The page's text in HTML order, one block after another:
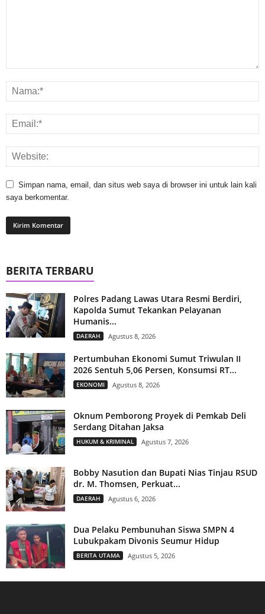
Simpan nama, email, dan situs web saya di browser ini untuk lain kali
saya berkomentar.
BERITA TERBARU
Polres Padang Lawas Utara Resmi Berdiri,
Kapolda Sumut Tekankan Pelayanan
Humanis...
DAERAH Agustus 8, 2026
Pertumbuhan Ekonomi Sumut Triwulan II
2026 Sentuh 5,06 Persen, Konsumsi RT...
EKONOMI Agustus 8, 2026
Oknum Pemborong Proyek di Pemkab Deli
Serdang Ditahan Jaksa
HUKUM & KRIMINAL Agustus 7, 2026
Bobby Nasution dan Bupati Nias Tinjau RSUD
dr. M. Thomsen, Perkuat...
DAERAH Agustus 6, 2026
Dua Pelaku Pembunuhan Siswa SMPN 4
Lubukpakam Divonis Seumur Hidup
BERITA UTAMA Agustus 5, 2026